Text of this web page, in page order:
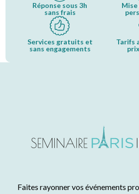
Réponse sous 3h
sans frais
Services gratuits et
sans engagements
Tarifs
Faites rayonner vos événements